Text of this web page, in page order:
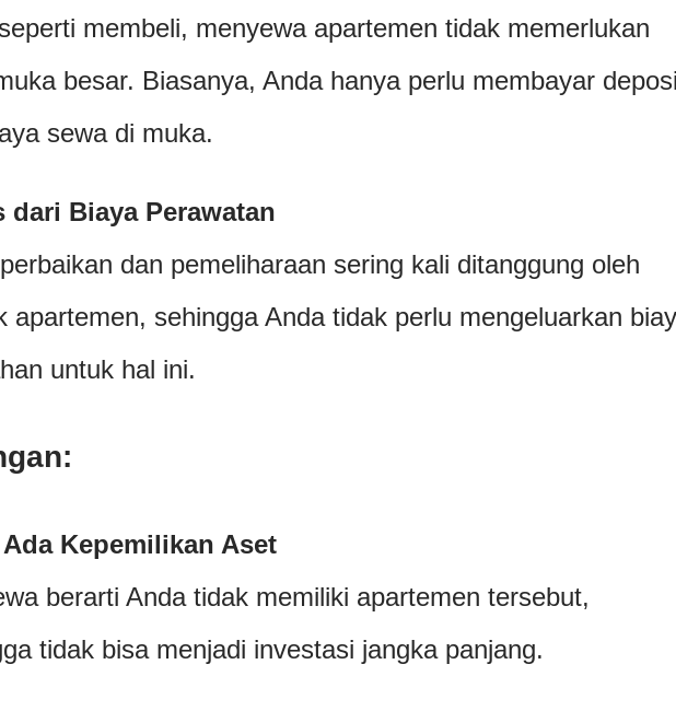
membeli, menyewa apartemen tidak memerlukan
besar. Biasanya, Anda hanya perlu membayar
sewa di muka.
dari Biaya Perawatan
dan pemeliharaan sering kali ditanggung oleh
apartemen, sehingga Anda tidak perlu mengeluarkan
untuk hal ini.
Kepemilikan Aset
berarti Anda tidak memiliki apartemen tersebut,
tidak bisa menjadi investasi jangka panjang.